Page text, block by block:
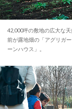
42,000坪の敷地の広大な
前が露地畑の「アグリガ
ーンハウス」。